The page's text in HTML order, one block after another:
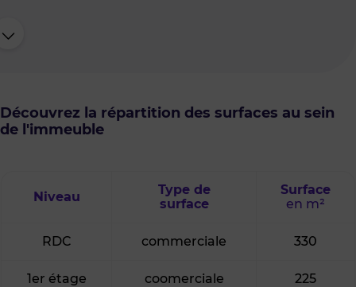
Découvrez la répartition des surfaces au sein
de l'immeuble
Niveau
Type de
surface
Surface
en m²
RDC commerciale 330
1er étage coomerciale 225